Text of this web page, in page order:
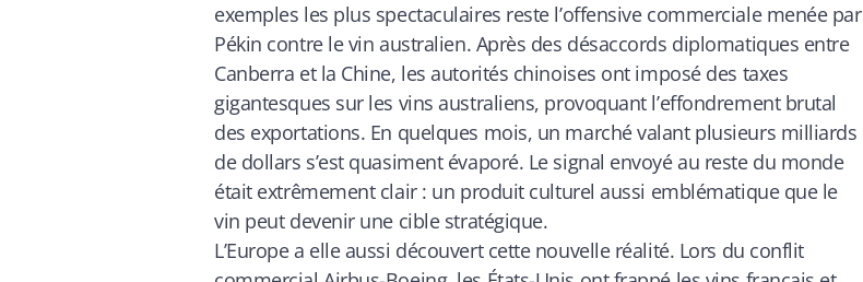
exemples les plus spectaculaires reste l’offensive commerciale menée par
Pékin contre le vin australien. Après des désaccords diplomatiques entre
Canberra et la Chine, les autorités chinoises ont imposé des taxes
gigantesques sur les vins australiens, provoquant l’effondrement brutal
des exportations. En quelques mois, un marché valant plusieurs milliards
de dollars s’est quasiment évaporé. Le signal envoyé au reste du monde
était extrêmement clair : un produit culturel aussi emblématique que le
vin peut devenir une cible stratégique.
L’Europe a elle aussi découvert cette nouvelle réalité. Lors du conflit